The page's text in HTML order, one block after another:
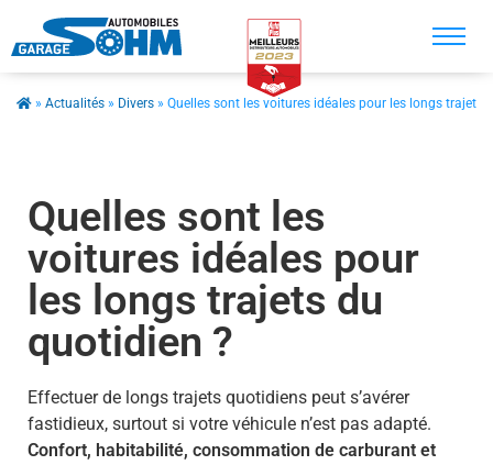
Recherche
Véhicule sur commande
Nos prestations
A propos
» Actualités » Divers » Quelles sont les voitures idéales pour les longs trajets
Quelles sont les
voitures idéales pour
les longs trajets du
quotidien ?
Effectuer de longs trajets quotidiens peut s’avérer
fastidieux, surtout si votre véhicule n’est pas adapté.
Confort, habitabilité, consommation de carburant et